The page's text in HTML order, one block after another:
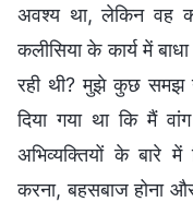
अवश्य था, लेकिन वह
कलीसिया के कार्य में
रही थी? मुझे कुछ समझ
दिया गया था कि मैं
अभिव्यक्तियों के बारे
करना, बहसबाज होना